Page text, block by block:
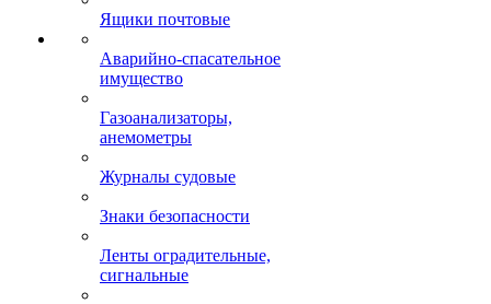
Ящики почтовые
Аварийно-спасательное
имущество
Газоанализаторы,
анемометры
Журналы судовые
Знаки безопасности
Ленты оградительные,
сигнальные